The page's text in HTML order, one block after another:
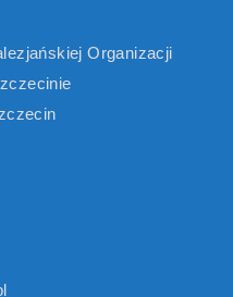
Organizacji